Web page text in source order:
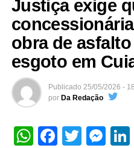
Justiça exige
obra de
esgoto em
Publicado 25/05/2026 -
por Da Redação
WhatsApp